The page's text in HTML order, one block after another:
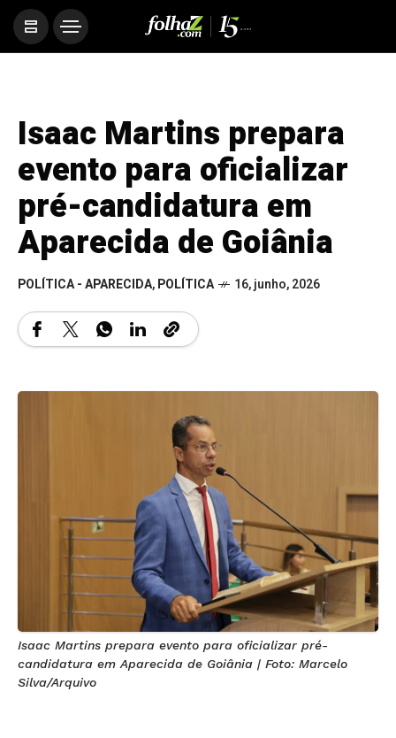
Isaac Martins prepara
evento para oficializar
pré-candidatura em
Aparecida de Goiânia
POLÍTICA - APARECIDA,POLÍTICA 16, junho, 2026
Isaac Martins prepara evento para oficializar pré-
candidatura em Aparecida de Goiânia | Foto: Marcelo
Silva/Arquivo